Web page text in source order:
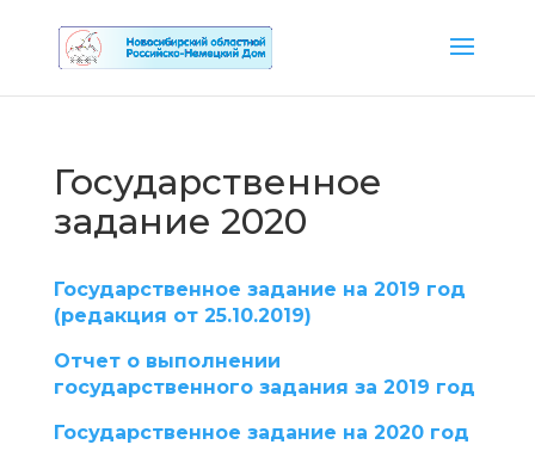
Государственное
задание 2020
Государственное задание на 2019 год
(редакция от 25.10.2019)
Отчет о выполнении
государственного задания за 2019 год
Государственное задание на 2020 год